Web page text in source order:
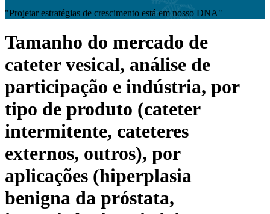
"Projetar estratégias de crescimento está em nosso DNA"
Tamanho do mercado de
cateter vesical, análise de
participação e indústria, por
tipo de produto (cateter
intermitente, cateteres
externos, outros), por
aplicações (hiperplasia
benigna da próstata,